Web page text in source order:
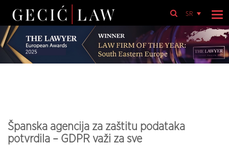
SR
Španska agencija za zaštitu podataka
potvrdila – GDPR važi za sve